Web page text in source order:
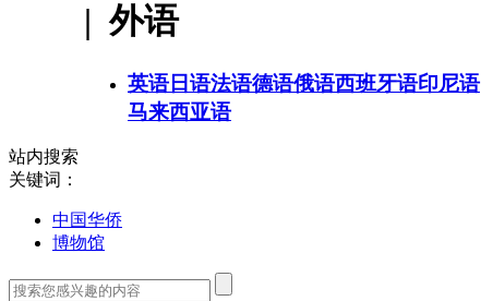
| 外语
英语日语法语德语俄语西班牙语印尼语
马来西亚语
站内搜索
关键词：
中国华侨
博物馆